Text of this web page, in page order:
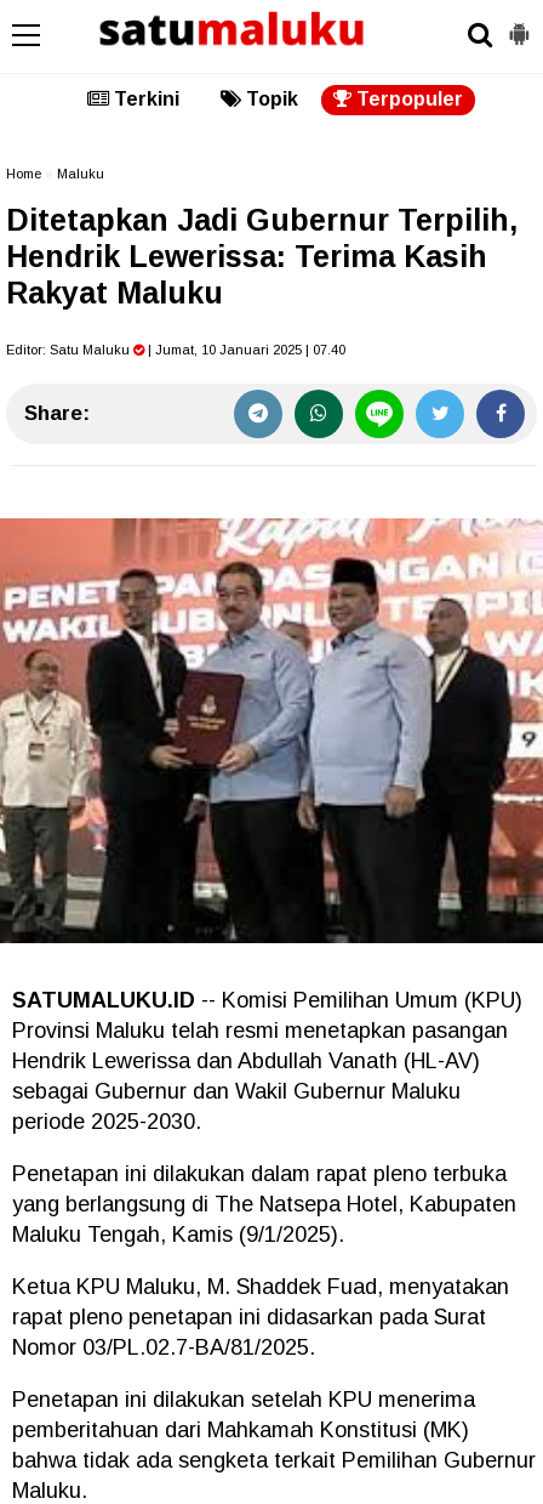
Terkini Topik Terpopuler
Home Maluku
Ditetapkan Jadi Gubernur Terpilih,
Hendrik Lewerissa: Terima Kasih
Rakyat Maluku
Editor: Satu Maluku | Jumat, 10 Januari 2025 | 07.40
Share:
SATUMALUKU.ID -- Komisi Pemilihan Umum (KPU)
Provinsi Maluku telah resmi menetapkan pasangan
Hendrik Lewerissa dan Abdullah Vanath (HL-AV)
sebagai Gubernur dan Wakil Gubernur Maluku
periode 2025-2030.
Penetapan ini dilakukan dalam rapat pleno terbuka
yang berlangsung di The Natsepa Hotel, Kabupaten
Maluku Tengah, Kamis (9/1/2025).
Ketua KPU Maluku, M. Shaddek Fuad, menyatakan
rapat pleno penetapan ini didasarkan pada Surat
Nomor 03/PL.02.7-BA/81/2025.
Penetapan ini dilakukan setelah KPU menerima
pemberitahuan dari Mahkamah Konstitusi (MK)
bahwa tidak ada sengketa terkait Pemilihan Gubernur
Maluku.